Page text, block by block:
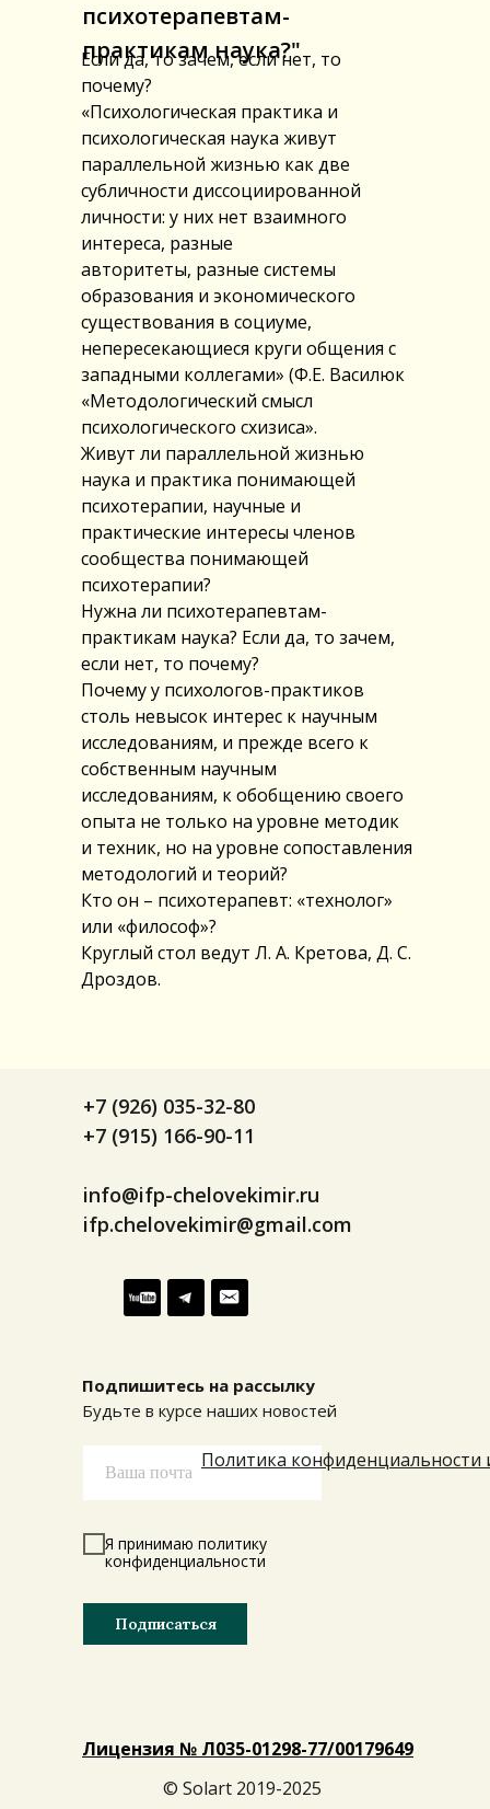
психотерапевтам-
практикам наука?"
Если да, то зачем, если нет, то
почему?
«Психологическая практика и
психологическая наука живут
параллельной жизнью как две
субличности диссоциированной
личности: у них нет взаимного
интереса, разные
авторитеты, разные системы
образования и экономического
существования в социуме,
непересекающиеся круги общения с
западными коллегами» (Ф.Е. Василюк
«Методологический смысл
психологического схизиса».
Живут ли параллельной жизнью
наука и практика понимающей
психотерапии, научные и
практические интересы членов
сообщества понимающей
психотерапии?
Нужна ли психотерапевтам-
практикам наука? Если да, то зачем,
если нет, то почему?
Почему у психологов-практиков
столь невысок интерес к научным
исследованиям, и прежде всего к
собственным научным
исследованиям, к обобщению своего
опыта не только на уровне методик
и техник, но на уровне сопоставления
методологий и теорий?
Кто он – психотерапевт: «технолог»
или «философ»?
Круглый стол ведут Л. А. Кретова, Д. С.
Дроздов.
Я принимаю политику
конфиденциальности
Подписаться
Подпишитесь на рассылку
Будьте в курсе наших новостей
+7 (926) 035-32-80
+7 (915) 166-90-11
info@ifp-chelovekimir.ru
ifp.chelovekimir@gmail.com
Лицензия № Л035-01298-77/001796 49
© Solart 2019-2025
Политика конфиденциальности